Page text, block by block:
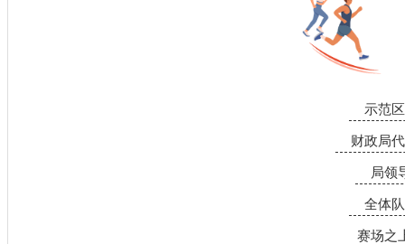
赛前
示范
财政局
局领
全体
赛场之